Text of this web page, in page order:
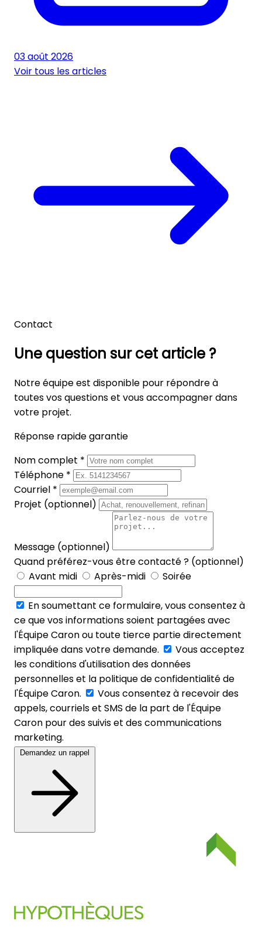
03 août 2026
Voir tous les articles
Contact
Une question sur cet article ?
Notre équipe est disponible pour répondre à
toutes vos questions et vous accompagner dans
votre projet.
Réponse rapide garantie
Nom complet *
Téléphone *
Courriel *
Projet (optionnel)
Message (optionnel)
Quand préférez-vous être contacté ? (optionnel)
Avant midi
Après-midi Soirée
En soumettant ce formulaire, vous consentez à
ce que vos informations soient partagées avec
l'Équipe Caron ou toute tierce partie directement
impliquée dans votre demande.
Vous acceptez
les conditions d'utilisation des données
personnelles et la politique de confidentialité de
l'Équipe Caron.
Vous consentez à recevoir des
appels, courriels et SMS de la part de l'Équipe
Caron pour des suivis et des communications
marketing.
Demandez un rappel